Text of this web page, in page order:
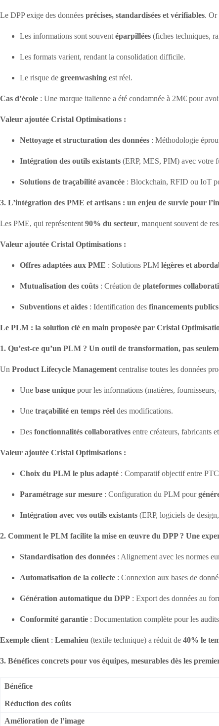
Le DPP exige des données précises, standardisées et vérifiables. Or
Les informations sont souvent éparpillées (fiches techniques,
Les formats varient, rendant la consolidation difficile.
Le risque de greenwashing est réel.
Cas d’école : Une marque italienne a été condamnée à 2M€ pour
Valeur ajoutée Cristal Optimisations :
Nettoyage et structuration des données : Méthodologie
Intégration des outils existants (ERP, MES, PIM) avec votre
Solutions de traçabilité avancée : Blockchain, RFID ou IoT
3. L’intégration des PME et artisans : un enjeu de survie pour
Les PME, qui représentent 90% du secteur, manquent souvent de
Valeur ajoutée Cristal Optimisations :
Offres adaptées aux PME : Solutions PLM légères et
Mutualisation des coûts : Création de plateformes
Subventions et aides : Identification des financements publics
Le PLM : la solution clé en main proposée par Cristal
1. Qu’est-ce qu’un PLM ? Un outil de transformation, pas
Un Product Lifecycle Management centralise toutes les données
Une base unique pour les informations (matières,
Une traçabilité en temps réel des modifications.
Des fonctionnalités collaboratives entre créateurs, fabricants
Valeur ajoutée Cristal Optimisations :
Choix du PLM le plus adapté : Comparatif objectif entre
Paramétrage sur mesure : Configuration du PLM pour
Intégration avec vos outils existants (ERP, logiciels de
2. Comment le PLM facilite la mise en œuvre du DPP ? Une
Standardisation des données : Alignement avec les normes
Automatisation de la collecte : Connexion aux bases de
Génération automatique du DPP : Export des données au
Conformité garantie : Documentation complète pour les
Exemple client : Lemahieu (textile technique) a réduit de 40% le
3. Bénéfices concrets pour vos équipes, mesurables dès les
Bénéfice
Réduction des coûts
Amélioration de l’image